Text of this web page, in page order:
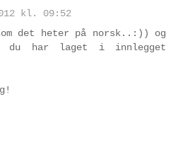
kl. 09:52
det heter på norsk..:)) og
du har laget i innlegget